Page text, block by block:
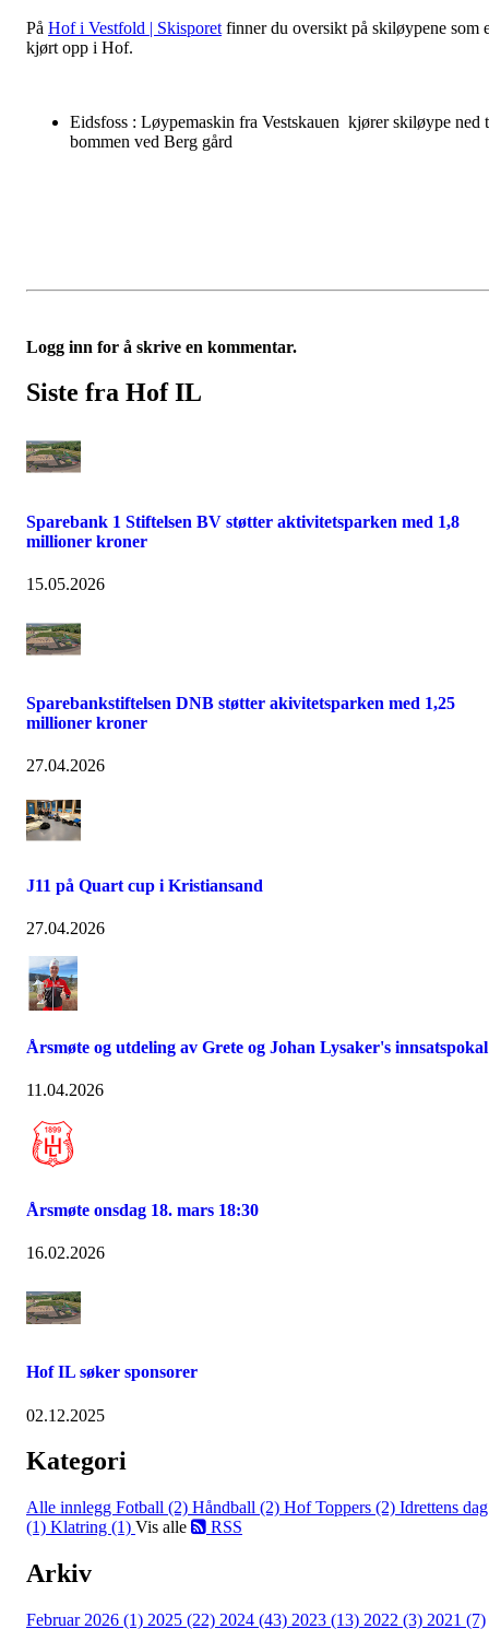
På Hof i Vestfold | Skisporet finner du oversikt på skiløypene som
kjørt opp i Hof.
Eidsfoss : Løypemaskin fra Vestskauen kjører skiløype ned
bommen ved Berg gård
Logg inn for å skrive en kommentar.
Siste fra Hof IL
Sparebank 1 Stiftelsen BV støtter aktivitetsparken med 1,8
millioner kroner
15.05.2026
Sparebankstiftelsen DNB støtter akivitetsparken med 1,25
millioner kroner
27.04.2026
J11 på Quart cup i Kristiansand
27.04.2026
Årsmøte og utdeling av Grete og Johan Lysaker's innsatspokal
11.04.2026
Årsmøte onsdag 18. mars 18:30
16.02.2026
Hof IL søker sponsorer
02.12.2025
Kategori
Alle innlegg Fotball (2) Håndball (2) Hof Toppers (2) Idrettens dag
(1) Klatring (1) Vis alle RSS
Arkiv
Februar 2026 (1) 2025 (22) 2024 (43) 2023 (13) 2022 (3) 2021 (7)